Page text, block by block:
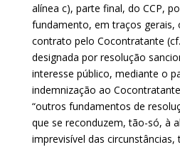
alínea c), parte final, do CCP,
fundamento, em traços gerais,
contrato pelo Cocontratante
designada por resolução
interesse público, mediante o
indemnização ao
“outros fundamentos de
que se reconduzem, tão-só, à
imprevisível das